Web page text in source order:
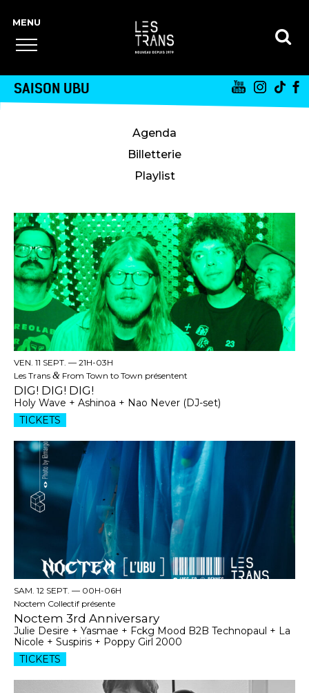
SAISON UBU
Agenda
Billetterie
Playlist
VEN. 11 SEPT. — 21H-03H
Les Trans & From Town to Town présentent
DIG! DIG! DIG!
Holy Wave + Ashinoa + Nao Never (DJ-set)
TICKETS
SAM. 12 SEPT. — 00H-06H
Noctem Collectif présente
Noctem 3rd Anniversary
Julie Desire + Yasmae + Fckg Mood B2B Technopaul + La
Nicole + Suspiris + Poppy Girl 2000
TICKETS